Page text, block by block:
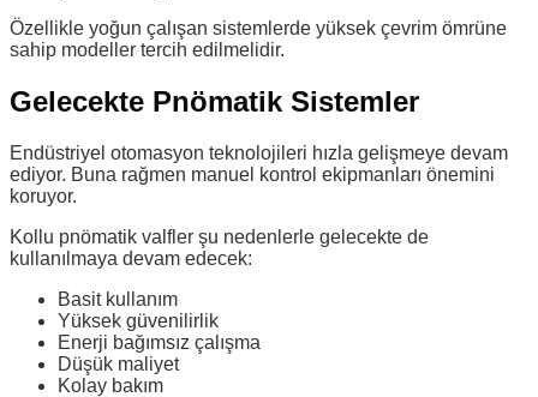
Özellikle yoğun çalışan sistemlerde yüksek çevrim ömrüne
sahip modeller tercih edilmelidir.
Gelecekte Pnömatik Sistemler
Endüstriyel otomasyon teknolojileri hızla gelişmeye devam
ediyor. Buna rağmen manuel kontrol ekipmanları önemini
koruyor.
Kollu pnömatik valfler şu nedenlerle gelecekte de
kullanılmaya devam edecek:
Basit kullanım
Yüksek güvenilirlik
Enerji bağımsız çalışma
Düşük maliyet
Kolay bakım